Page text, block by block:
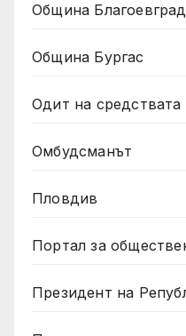
Община
Община Бургас
Одит на
Омбудсманът
Пловдив
Портал за
Президент на